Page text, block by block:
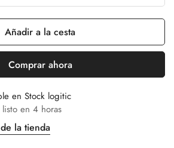
Añadir a la cesta
Comprar ahora
en Stock logitic
en 4 horas
la tienda